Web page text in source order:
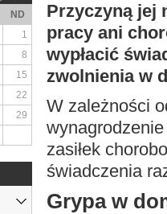
Przyczyną jej
pracy ani
wypłacić
zwolnienia w
W zależności
zasiłek
świadczenia
Grypa w
ND
1
8
15
22
29